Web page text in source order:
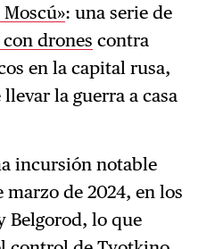
: una serie de
drones contra
en la capital rusa,
la guerra a casa
incursión notable
marzo de 2024, en los
Belgorod, lo que